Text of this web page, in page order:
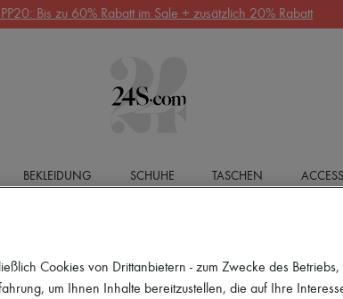
Bis zu 60% Rabatt im Sale + zusätzlich 20% Rabatt
BEKLEIDUNG SCHUHE TASCHEN
Cookies von Drittanbietern - zum Zwecke des Betriebs,
um Ihnen Inhalte bereitzustellen, die auf Ihre